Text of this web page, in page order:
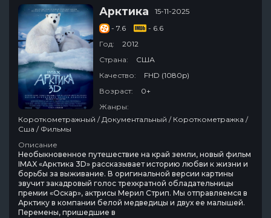
Арктика
15-11-2025
- 7.6
- 6.6
Год:
2012
Страна:
США
Качество:
FHD (1080p)
Возраст:
0+
Жанры:
Короткометражный / Документальный / Короткометражка /
Сша / Фильмы
Описание
Необыкновенное путешествие на край земли, новый фильм
IMAX «Арктика 3D» рассказывает историю любви к жизни и
борьбы за выживание. В оригинальной версии картины
звучит закадровый голос трехкратной обладательницы
премии «Оскар», актрисы Мерил Стрип. Мы отправляемся в
Арктику в компании белой медведицы и двух ее малышей.
Перемены, пришедшие в